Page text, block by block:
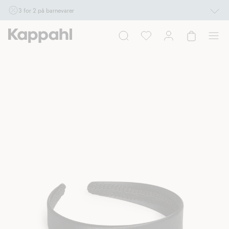
3 for 2 på barnevarer
17/8 i butikk & online for deg som er eller blir medlem. Kan ikke kombineres med
andre tilbud eller rabatter.